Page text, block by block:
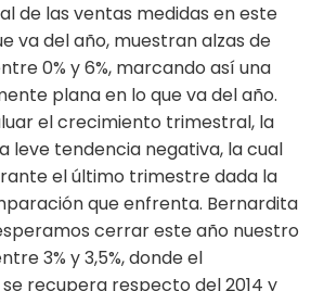
de las ventas medidas en este
va del año, muestran alzas de
0% y 6%, marcando así una
plana en lo que va del año.
el crecimiento trimestral, la
leve tendencia negativa, la cual
el último trimestre dada la
que enfrenta. Bernardita
cerrar este año nuestro
3% y 3,5%, donde el
recupera respecto del 2014 y